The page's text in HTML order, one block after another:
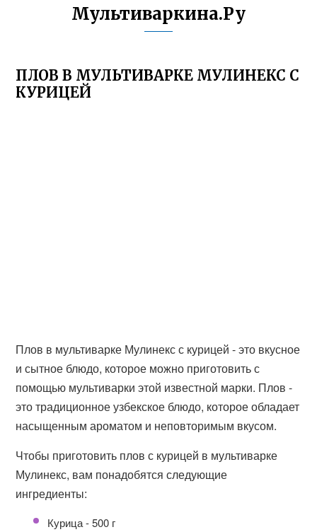
Мультиваркина.Ру
ПЛОВ В МУЛЬТИВАРКЕ МУЛИНЕКС С
КУРИЦЕЙ
Плов в мультиварке Мулинекс с курицей - это вкусное
и сытное блюдо, которое можно приготовить с
помощью мультиварки этой известной марки. Плов -
это традиционное узбекское блюдо, которое обладает
насыщенным ароматом и неповторимым вкусом.
Чтобы приготовить плов с курицей в мультиварке
Мулинекс, вам понадобятся следующие
ингредиенты:
Курица - 500 г